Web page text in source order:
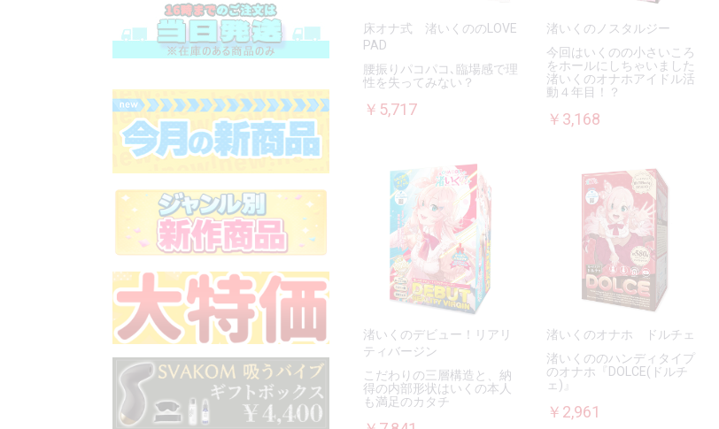
床オナ式 渚いくののLOVE
PAD
腰振りパコパコ､臨場感で理
性を失ってみない？
￥5,717
渚いくのノスタルジー
今回はいくのの小さいころ
をホールにしちゃいました
渚いくのオナホアイドル活
動４年目！？
￥3,168
渚いくのデビュー！リアリ
ティバージン
こだわりの三層構造と、納
得の内部形状はいくの本人
も満足のカタチ
渚いくのオナホ ドルチェ
渚いくののハンディタイプ
のオナホ『DOLCE(ドルチ
ェ)』
￥2,961